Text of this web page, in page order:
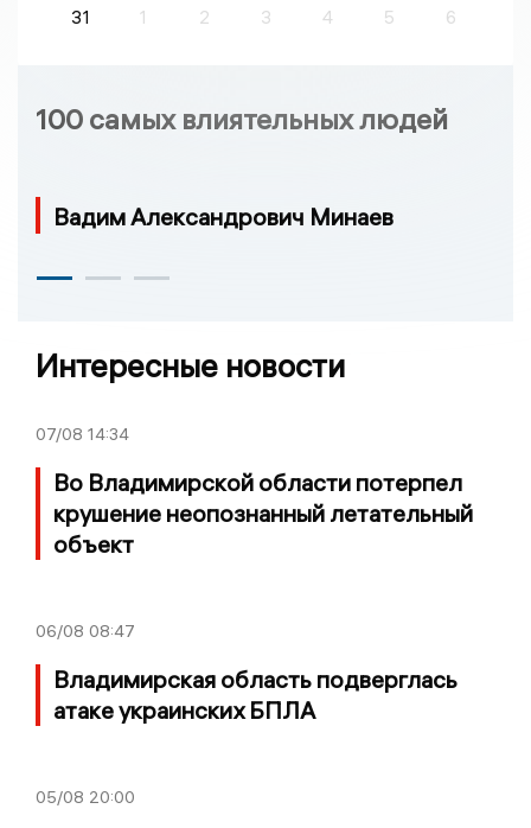
31 1 2 3 4 5 6
100 самых влиятельных людей
Вадим Александрович Минаев
Интересные новости
07/08 14:34
Во Владимирской области потерпел
крушение неопознанный летательный
объект
06/08 08:47
Владимирская область подверглась
атаке украинских БПЛА
05/08 20:00